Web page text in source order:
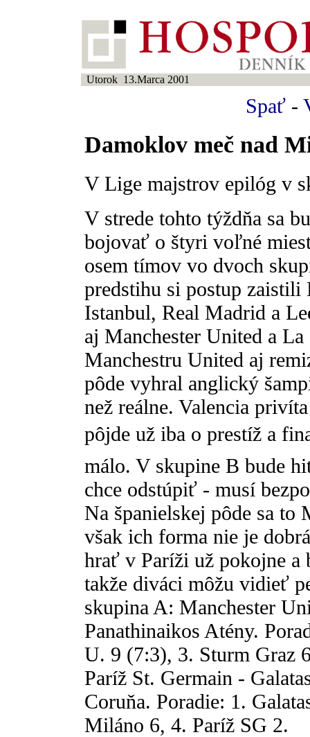
Utorok 13.Marca 2001
Spať -
Damoklov meč nad
V Lige majstrov epilóg v
V strede tohto týždňa sa
bojovať o štyri voľné
osem tímov vo dvoch
predstihu si postup zaistili
Istanbul, Real Madrid a
aj Manchester United a
Manchestru United aj
pôde vyhral anglický
než reálne. Valencia
pôjde už iba o prestíž a
málo. V skupine B bude
chce odstúpiť - musí
Na španielskej pôde sa to
však ich forma nie je
hrať v Paríži už pokojne a
takže diváci môžu vidieť
skupina A: Manchester
Panathinaikos Atény.
U. 9 (7:3), 3. Sturm Graz
Paríž St. Germain -
Coruňa. Poradie: 1.
Miláno 6, 4. Paríž SG 2.